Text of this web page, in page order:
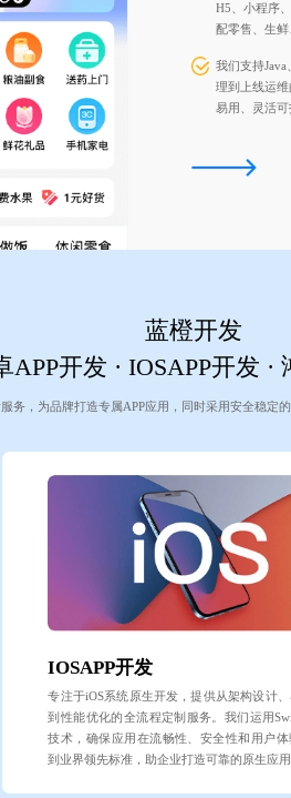
H5、小程序
配零售、生鲜
我们支持
理到上线运
易用、灵活可
蓝橙开发
APP开发 · IOSAPP开发 ·
务，为品牌打造专属APP应用，同时采用安全稳定
IOSAPP开发
专注于iOS系统原生开发，提供从架构设计
到性能优化的全流程定制服务。我们运用
技术，确保应用在流畅性、安全性和用户体
到业界领先标准，助企业打造可靠的原生应用